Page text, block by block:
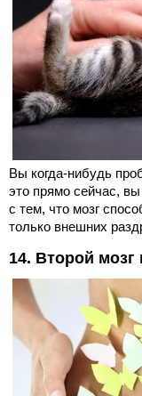
Вы когда-нибудь
это прямо сейчас,
с тем, что мозг
только внешних
14. Второй мозг